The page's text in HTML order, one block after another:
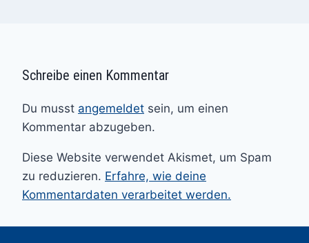
Schreibe einen Kommentar
Du musst angemeldet sein, um einen
Kommentar abzugeben.
Diese Website verwendet Akismet, um Spam
zu reduzieren. Erfahre, wie deine
Kommentardaten verarbeitet werden.